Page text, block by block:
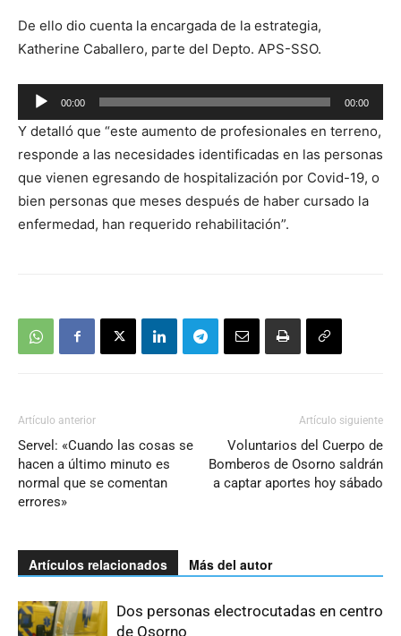
De ello dio cuenta la encargada de la estrategia,
Katherine Caballero, parte del Depto. APS-SSO.
Reproductor
de
audio
00:00 00:00
Y detalló que “este aumento de profesionales en terreno,
responde a las necesidades identificadas en las personas
que vienen egresando de hospitalización por Covid-19, o
bien personas que meses después de haber cursado la
enfermedad, han requerido rehabilitación”.
Artículo anterior
Servel: «Cuando las cosas se
hacen a último minuto es
normal que se comentan
errores»
Artículo siguiente
Voluntarios del Cuerpo de
Bomberos de Osorno saldrán
a captar aportes hoy sábado
Artículos relacionados Más del autor
Dos personas electrocutadas en centro
de Osorno